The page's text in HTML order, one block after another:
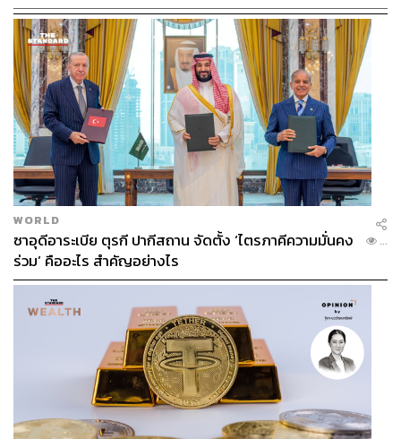
ABOUT THE AUTHOR
เสาวลักษณ์ เขตสูงเนิน
Content Creator THE STANDARD WEALTH
WORLD
ซาอุดีอาระเบีย ตุรกี ปากีสถาน จัดตั้ง ‘ไตรภาคีความมั่นคง
ร่วม’ คืออะไร สำคัญอย่างไร
...